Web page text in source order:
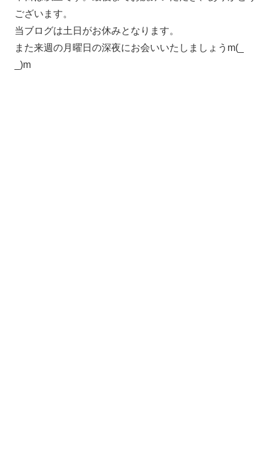
ございます。
当ブログは土日がお休みとなります。
また来週の月曜日の深夜にお会いいたしましょうm(_
_)m